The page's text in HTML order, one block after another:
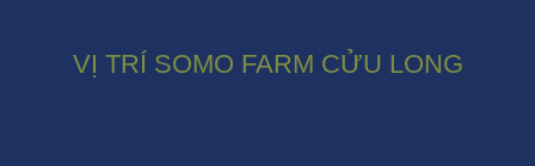
VỊ TRÍ SOMO FARM CỬU LONG